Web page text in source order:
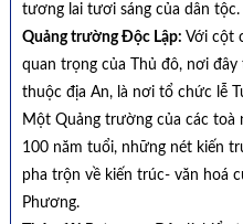
tương lai tươi sáng của dân tộc.
Quảng trường Độc Lập: Với cột
quan trọng của Thủ đô, nơi
thuộc địa An, là nơi tổ chức lễ
Một Quảng trường của các toà
100 năm tuổi, những nét kiến
pha trộn về kiến trúc- văn hoá
Phương.